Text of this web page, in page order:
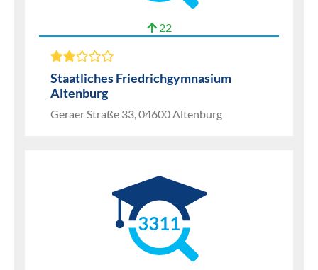
22
Staatliches Friedrichgymnasium
Altenburg
Geraer Straße 33, 04600 Altenburg
3311